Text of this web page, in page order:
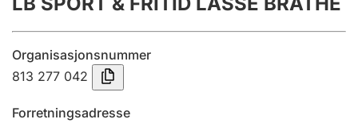
Årsregnskap
Innsending og forsinkelsesgebyr
Tinglysing
Organisasjonsnummer
813 277 042
Forretningsadresse